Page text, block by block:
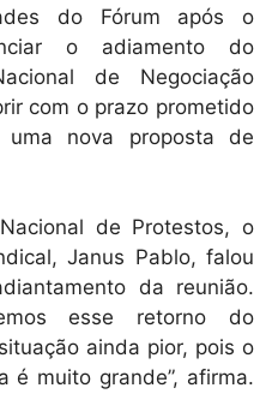
do Fórum após o
o adiamento do
de Negociação
com o prazo prometido
uma nova proposta de
de Protestos, o
Janus Pablo, falou
da reunião.
esse retorno do
ainda pior, pois o
é muito grande”, afirma.